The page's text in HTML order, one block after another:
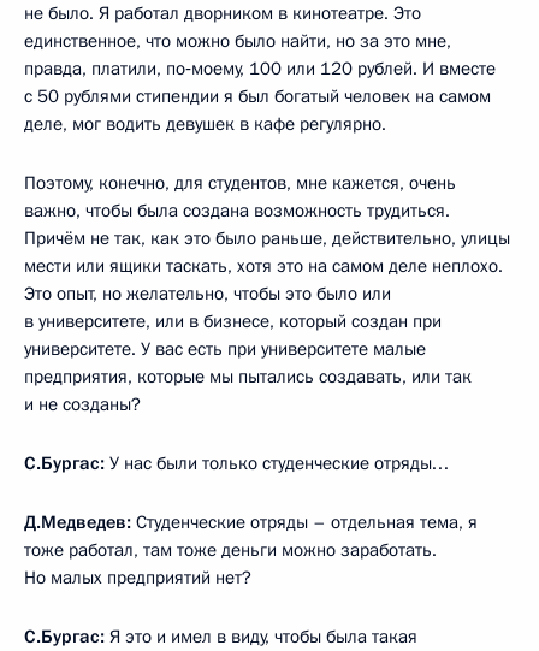
не было. Я работал дворником в кинотеатре. Это
единственное, что можно было найти, но за это мне,
правда, платили, по‑моему, 100 или 120 рублей. И вместе
с 50 рублями стипендии я был богатый человек на самом
деле, мог водить девушек в кафе регулярно.
Поэтому, конечно, для студентов, мне кажется, очень
важно, чтобы была создана возможность трудиться.
Причём не так, как это было раньше, действительно, улицы
мести или ящики таскать, хотя это на самом деле неплохо.
Это опыт, но желательно, чтобы это было или
в университете, или в бизнесе, который создан при
университете. У вас есть при университете малые
предприятия, которые мы пытались создавать, или так
и не созданы?
С.Бургас: У нас были только студенческие отряды…
Д.Медведев: Студенческие отряды – отдельная тема, я
тоже работал, там тоже деньги можно заработать.
Но малых предприятий нет?
С.Бургас: Я это и имел в виду, чтобы была такая